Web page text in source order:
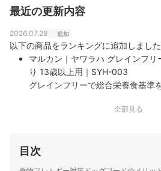
最近の更新内容
2026.07.28 追加
以下の商品をランキングに追加しました
マルカン｜ヤワラハ グレインフリ
り 13歳以上用｜SYH-003
グレインフリーで総合栄養食基準
ト チキン&amp;野菜入り」は、
で、小分け包装が採用されていま…
全部見る
目次